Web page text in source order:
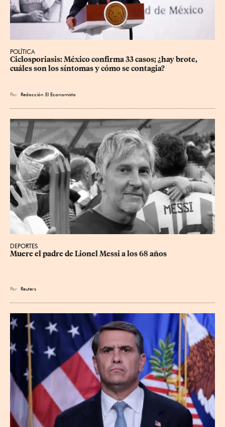
POLÍTICA
Ciclosporiasis: México confirma 33 casos; ¿hay brote,
cuáles son los síntomas y cómo se contagia?
Por Redacción El Economista
DEPORTES
Muere el padre de Lionel Messi a los 68 años
Por Reuters